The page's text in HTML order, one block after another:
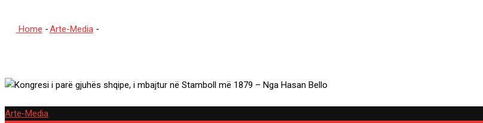
Home -Arte-Media-
Arte-Media